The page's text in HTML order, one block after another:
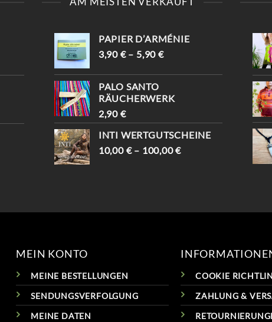
070 WIEN ] UND E
-10% WARTEN AUF D
ICH (MIT „INSTAGRAM“) 

#VINTAGESHOPVIENNA #
VINTAGEWIEN #
VINTAGESTOREVIENNA #
INTISHOPVIENNA #
ETHNOSTYLE
TRAUMFÄNGER ✨ SAG,
UND BEKOMMST -10%😍
📍KAISERSTRASSE 8, 1070 W
IEN #TRAUMFÄNGER #
VINTAGEVIENNA #
PAPIER D’ARMÉNIE
3,90 €– 5,90€
PALO SANTO
RÄUCHERWERK
2,90 €
INTI WERTGUTSCHEINE
10,00 €– 100,00€
MEIN KONTO
MEINE BESTELLUNGEN
SENDUNGSVERFOLGUNG
MEINE DATEN
COOKIE
ZAHLUNG &